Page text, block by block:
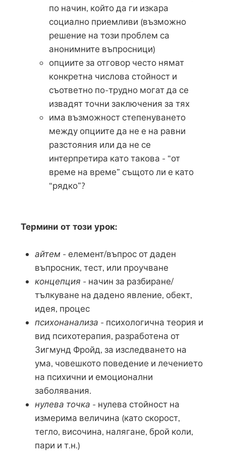
по начин, който да ги изкара
социално приемливи (възможно
решение на този проблем са
анонимните въпросници)
опциите за отговор често нямат
конкретна числова стойност и
съответно по-трудно могат да се
извадят точни заключения за тях
има възможност степенуването
между опциите да не е на равни
разстояния или да не се
интерпретира като такова - “от
време на време” същото ли е като
“рядко”?
Термини от този урок:
айтем - елемент/въпрос от даден
въпросник, тест, или проучване
концепция - начин за разбиране/
тълкуване на дадено явление, обект,
идея, процес
психонанализа - психологична теория и
вид психотерапия, разработена от
Зигмунд Фройд, за изследването на
ума, човешкото поведение и лечението
на психични и емоционални
заболявания.
нулева точка - нулева стойност на
измерима величина (като скорост,
тегло, височина, налягане, брой коли,
пари и т.н.)